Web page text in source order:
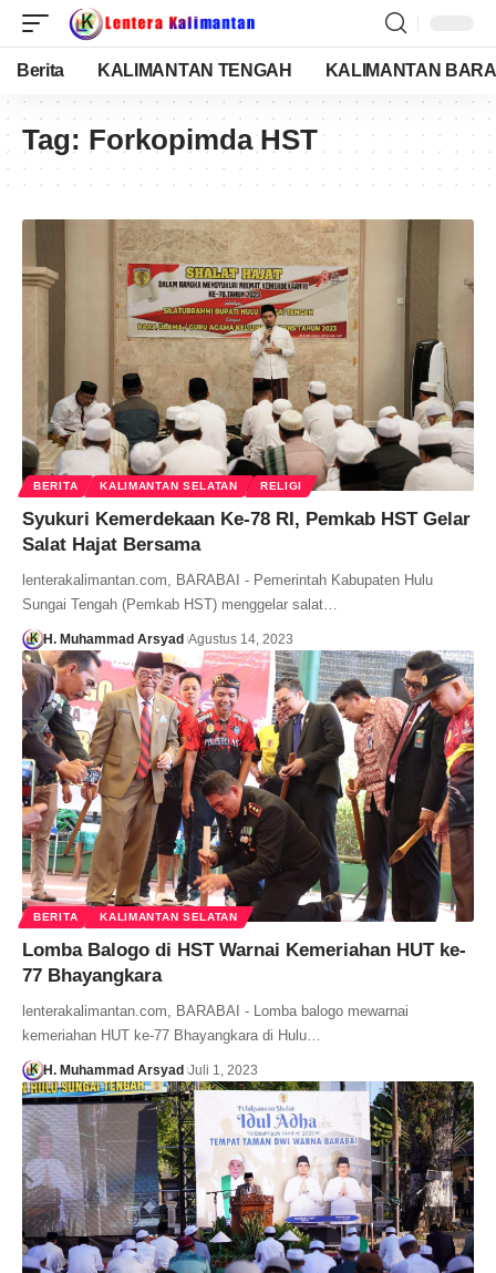
Berita KALIMANTAN TENGAH KALIMANTAN
Tag: Forkopimda HST
BERITA KALIMANTAN SELATAN RELIGI
Syukuri Kemerdekaan Ke-78 RI, Pemkab HST Gelar
Salat Hajat Bersama
lenterakalimantan.com, BARABAI - Pemerintah Kabupaten Hulu
Sungai Tengah (Pemkab HST) menggelar salat…
H. Muhammad Arsyad Agustus 14, 2023
BERITA KALIMANTAN SELATAN
Lomba Balogo di HST Warnai Kemeriahan HUT ke-
77 Bhayangkara
lenterakalimantan.com, BARABAI - Lomba balogo mewarnai
kemeriahan HUT ke-77 Bhayangkara di Hulu…
H. Muhammad Arsyad Juli 1, 2023